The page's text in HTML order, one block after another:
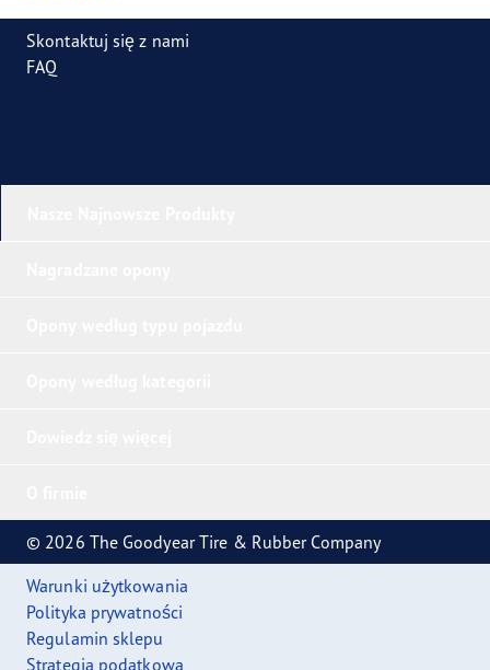
Skontaktuj się z nami
FAQ
© 2026 The Goodyear Tire & Rubber Company
Warunki użytkowania
Polityka prywatności
Regulamin sklepu
Strategia podatkowa